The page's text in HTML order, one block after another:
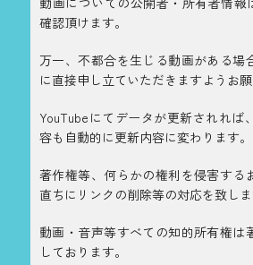
確認頂けます。
万一、不都合を生じる動画がある場
に直接申し立ていただきますようお願
YouTubeにてデータが更新されれば
容も自動的に更新内容に変わります。
著作権等、何らかの権利を侵害する
直ちにリンクの削除等の対応を致し
動画・音声等すべての知的所有権は
しております。